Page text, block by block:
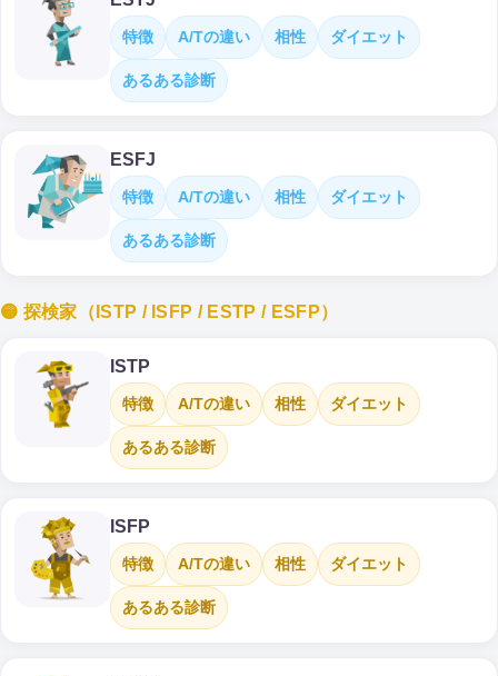
特徴 A/Tの違い 相性 ダイエット
あるある診断
ESFJ
特徴 A/Tの違い 相性 ダイエット
あるある診断
🟡 探検家（ISTP / ISFP / ESTP / ESFP）
ISTP
特徴 A/Tの違い 相性 ダイエット
あるある診断
ISFP
特徴 A/Tの違い 相性 ダイエット
あるある診断